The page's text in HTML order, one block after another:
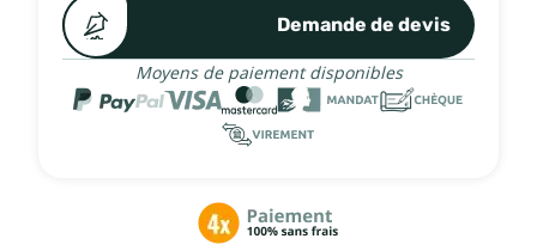
Demande de devis
Moyens de paiement disponibles